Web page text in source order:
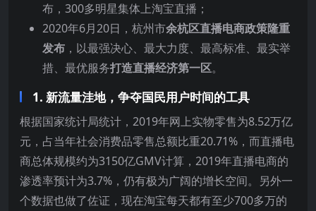
布，300多明星集体上淘宝直播；
2020年6月20日，杭州市余杭区直播电商政策隆重
发布 ，以最强决心、最大力度、最高标准、最实举
措、最优服务打造直播经济第一区。
1. 新流量洼地，争夺国民用户时间的工具
根据国家统计局统计，2019年网上实物零售为8.52万亿
元，占当年社会消费品零售总额比重20.71%，而直播电
商总体规模约为3150亿GMV计算，2019年直播电商的
渗透率预计为3.7%，仍有极为广阔的增长空间。另外一
个数据也做了佐证，现在淘宝每天都有至少700多万的